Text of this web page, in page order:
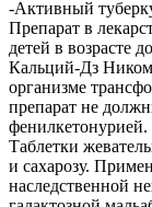
-Активный
Препарат в
детей в возрасте
Кальций-Дз
организме
препарат не
фенилкетонурией.
Таблетки
и сахарозу.
наследственной